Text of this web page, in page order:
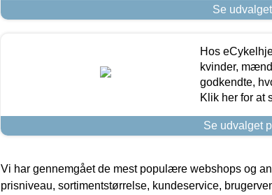
Se
Hos
kvinder,
godkendte,
Klik her for at
Se udvalget
Vi har gennemgået de mest populære webshops og
prisniveau, sortimentstørrelse, kundeservice,